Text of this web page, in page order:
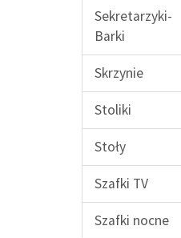
Sekretarzyki-
Barki
Skrzynie
Stoliki
Stoły
Szafki TV
Szafki nocne